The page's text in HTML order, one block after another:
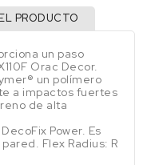
PRODUCTO
un paso
Orac Decor.
un polímero
a impactos fuertes
de alta
Power. Es
Flex Radius: R